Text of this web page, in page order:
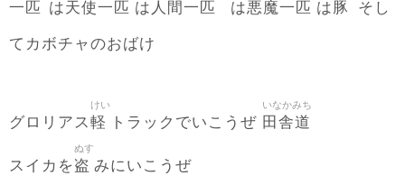
一匹 は天使一匹 は 人間一匹 は悪魔一匹 は豚 そし
てカボチャのおばけ
グロリアス軽
けい
トラックでいこうぜ 田舎道
いなかみち
スイカを盗
ぬす
みにいこうぜ